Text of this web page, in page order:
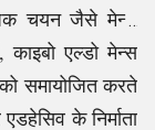
चयन जैसे मेन्स
एल्डो मेन्स
समायोजित करते
के निर्माता